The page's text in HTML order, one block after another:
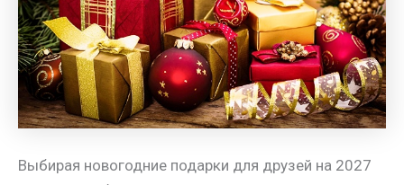
Выбирая новогодние подарки для друзей на 2027